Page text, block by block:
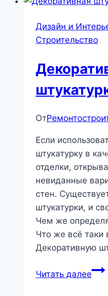
Дизайн и
Строительство
От
Если
штукатурку в
отделки,
невиданные
стен.
штукатурки, и
Чем же
Что же всё таки
Декоративную
Читать далее